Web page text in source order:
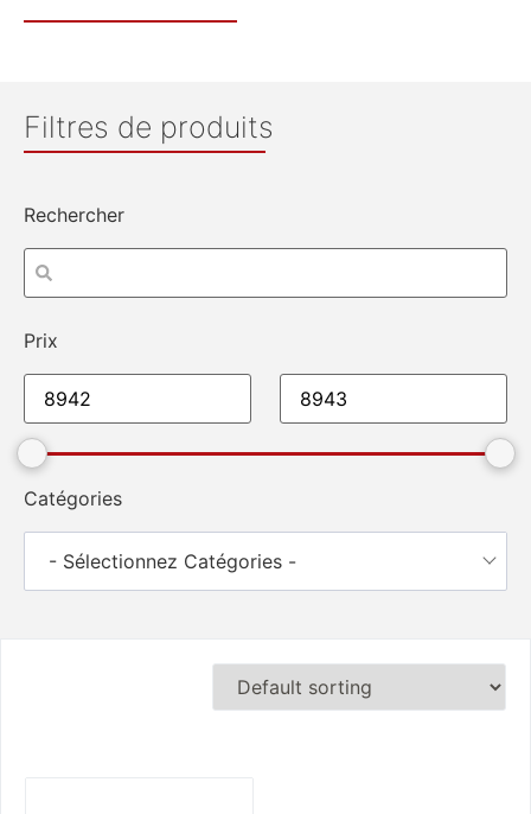
Filtres de produits
Rechercher
Prix
Catégories
- Sélectionnez Catégories -